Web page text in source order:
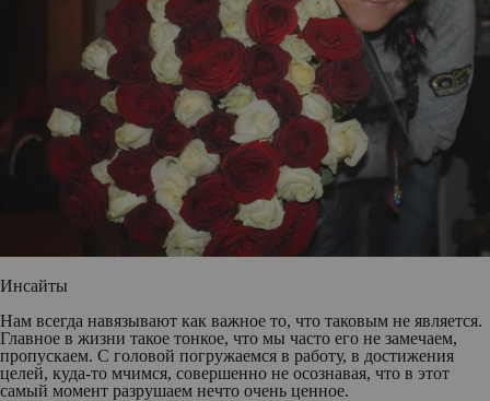
Инсайты
Нам всегда навязывают как важное то, что таковым не является.
Главное в жизни такое тонкое, что мы часто его не замечаем,
пропускаем. С головой погружаемся в работу, в достижения
целей, куда-то мчимся, совершенно не осознавая, что в этот
самый момент разрушаем нечто очень ценное.